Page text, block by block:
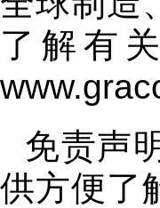
了解有
免责声
供方便了